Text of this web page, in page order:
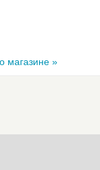
магазине »